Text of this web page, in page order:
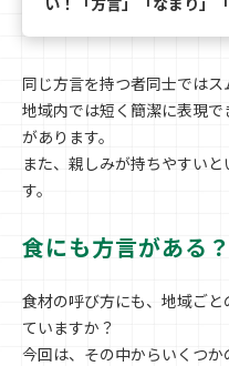
同じ方言を持つ者同士では
地域内では短く簡潔に表現
があります。
また、親しみが持ちやすい
す。
食にも方言がある？
食材の呼び方にも、地域ご
ていますか？
今回は、その中からいくつか